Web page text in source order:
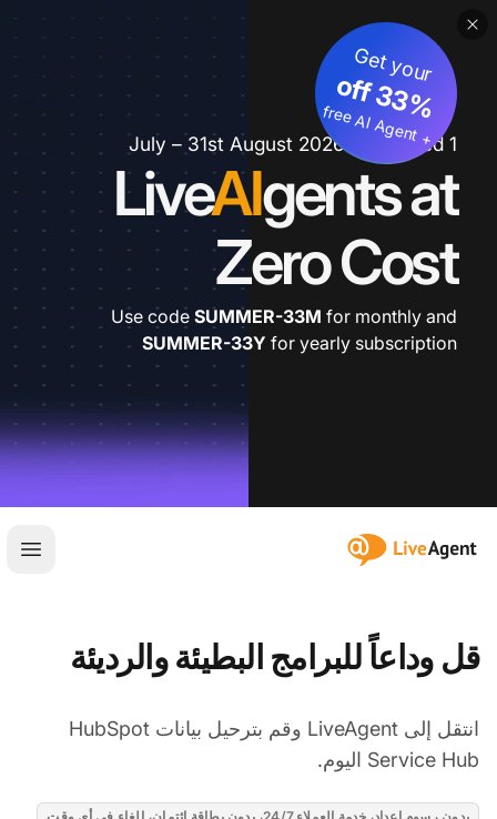
1 July – 31st August 2026 *extended
LiveAIgents at
Zero Cost
Get your
3
3
%
o
ff
+
fre
e
A
I A
g
e
nt
Use code SUMMER-33M for monthly and
SUMMER-33Y for yearly subscription
:site.title
فتح
قل وداعاً للبرامج البطيئة والرديئة
انتقل إلى LiveAgent وقم بترحيل بيانات HubSpot
Service Hub اليوم.